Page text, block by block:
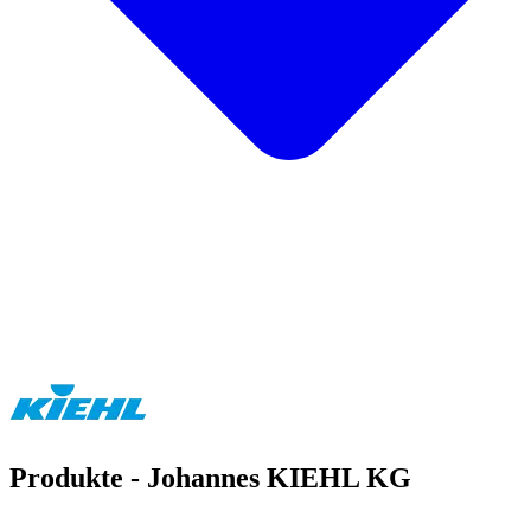
Produkte - Johannes KIEHL KG